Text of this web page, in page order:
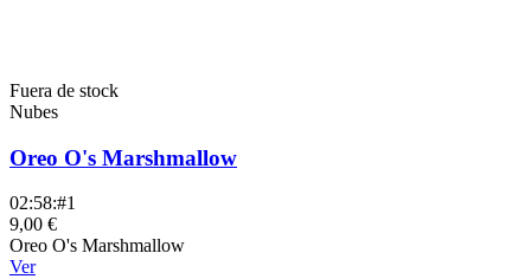
Fuera de stock
Nubes
Oreo O's Marshmallow
02:58:#1
9,00 €
Oreo O's Marshmallow
Ver